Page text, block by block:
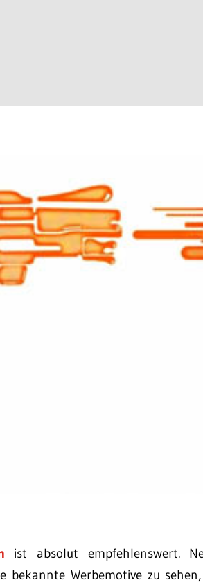
ist absolut empfehlenswert.
bekannte Werbemotive zu